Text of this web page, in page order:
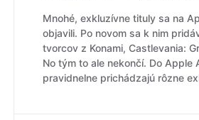
Mnohé, exkluzívne tituly sa na
objavili. Po novom sa k nim
tvorcov z Konami, Castlevania:
No tým to ale nekončí. Do Apple
pravidnelne prichádzajú rôzne